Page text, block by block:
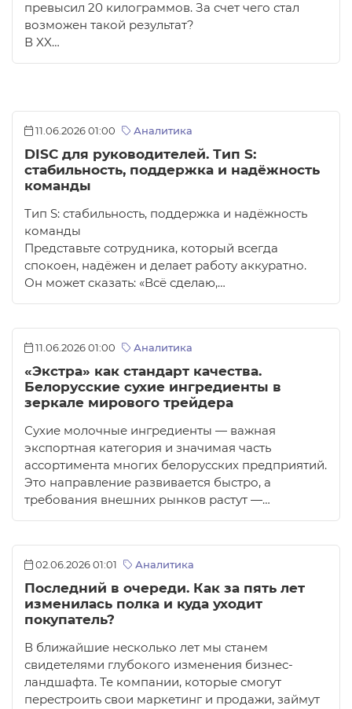
превысил 20 килограммов. За счет чего стал
возможен такой результат?
В XX…
11.06.2026 01:00 Аналитика
DISC для руководителей. Тип S:
стабильность, поддержка и надёжность
команды
Тип S: стабильность, поддержка и надёжность
команды
Представьте сотрудника, который всегда
спокоен, надёжен и делает работу аккуратно.
Он может сказать: «Всё сделаю,…
11.06.2026 01:00 Аналитика
«Экстра» как стандарт качества.
Белорусские сухие ингредиенты в
зеркале мирового трейдера
Сухие молочные ингредиенты — важная
экспортная категория и значимая часть
ассортимента многих белорусских предприятий.
Это направление развивается быстро, а
требования внешних рынков растут —…
02.06.2026 01:01 Аналитика
Последний в очереди. Как за пять лет
изменилась полка и куда уходит
покупатель?
В ближайшие несколько лет мы станем
свидетелями глубокого изменения бизнес-
ландшафта. Те компании, которые смогут
перестроить свои маркетинг и продажи, займут